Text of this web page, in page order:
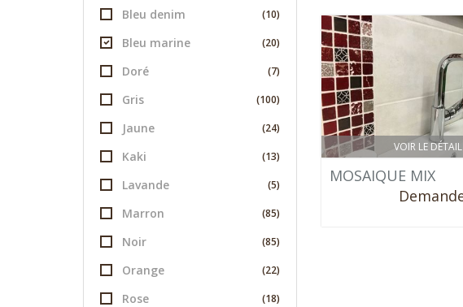
Bleu denim (10)
Bleu marine (20)
Doré (7)
Gris (100)
Jaune (24)
Kaki (13)
Lavande (5)
Marron (85)
Noir (85)
Orange (22)
Rose (18)
VOIR LE DÉTAIL
MOSAIQUE MIX